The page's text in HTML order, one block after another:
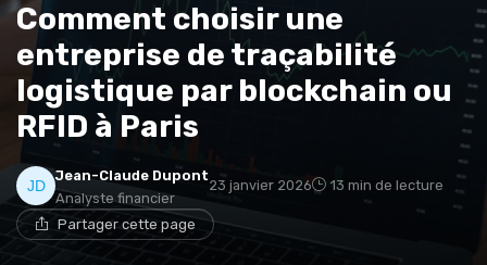
Comment choisir une
entreprise de traçabilité
logistique par blockchain ou
RFID à Paris
Jean-Claude Dupont
Analyste financier
23 janvier 2026 13 min de lecture
Partager cette page